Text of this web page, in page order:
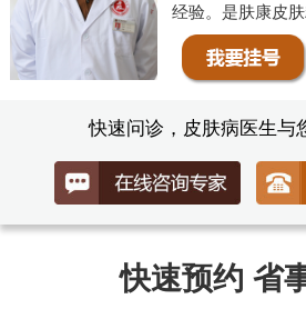
经验。是肤康皮
快速问诊，皮肤病医生与
快速预约 省